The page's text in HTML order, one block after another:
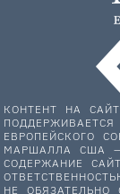
КОНТЕНТ НА
ЕВРОПЕЙСКОГО
МАРШАЛЛА США —
СОДЕРЖАНИЕ
НЕ ОБЯЗАТЕЛЬНО